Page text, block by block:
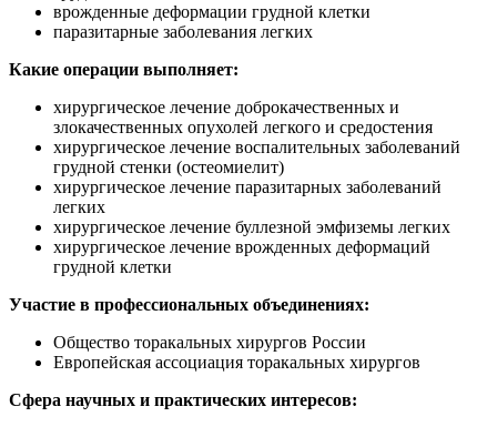
врожденные деформации грудной клетки
паразитарные заболевания легких
Какие операции выполняет:
хирургическое лечение доброкачественных и
злокачественных опухолей легкого и средостения
хирургическое лечение воспалительных заболеваний
грудной стенки (остеомиелит)
хирургическое лечение паразитарных заболеваний
легких
хирургическое лечение буллезной эмфиземы легких
хирургическое лечение врожденных деформаций
грудной клетки
Участие в профессиональных объединениях:
Общество торакальных хирургов России
Европейская ассоциация торакальных хирургов
Сфера научных и практических интересов: